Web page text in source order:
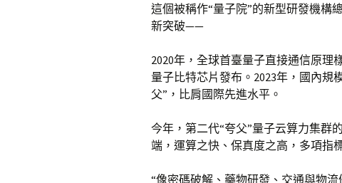
這個被稱作“量子院”的新型研發機構
新突破——
2020年，全球首臺量子直接通信原理
量子比特芯片發布。2023年，國內規
父”，比肩國際先進水平。
今年，第二代“夸父”量子云算力集群
端，運算之快、保真度之高，多項指
“像密碼破解、藥物研發、交通與物